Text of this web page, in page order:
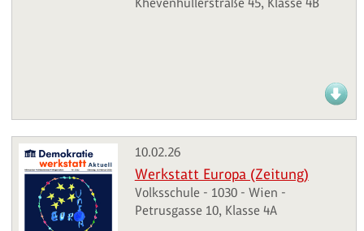
10.02.26
Werkstatt Europa (Zeitung)
Volksschule - 1030 - Wien -
Petrusgasse 10, Klasse 4A